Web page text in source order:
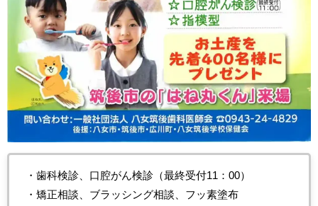
・歯科検診、口腔がん検診（最終受付11：00）
・矯正相談、ブラッシング相談、フッ素塗布